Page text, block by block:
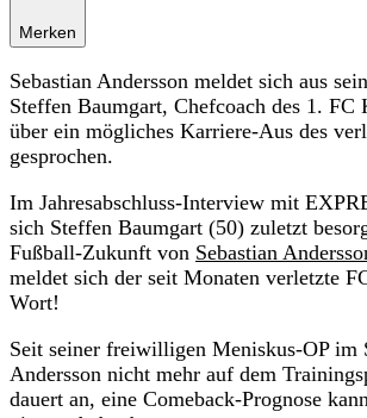
Merken
Sebastian Andersson meldet sich aus
Steffen Baumgart, Chefcoach des 1. FC
über ein mögliches Karriere-Aus des
gesprochen.
Im Jahresabschluss-Interview mit
sich Steffen Baumgart (50) zuletzt
Fußball-Zukunft von Sebastian
meldet sich der seit Monaten verletzte
Wort!
Seit seiner freiwilligen Meniskus-OP im
Andersson nicht mehr auf dem
dauert an, eine Comeback-Prognose